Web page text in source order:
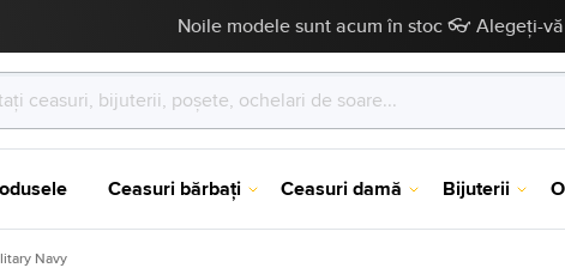
Noile modele sunt acum în stoc 👓 Alegeți-
Ceasuri bărbați Ceasuri damă Bijuterii
Navy